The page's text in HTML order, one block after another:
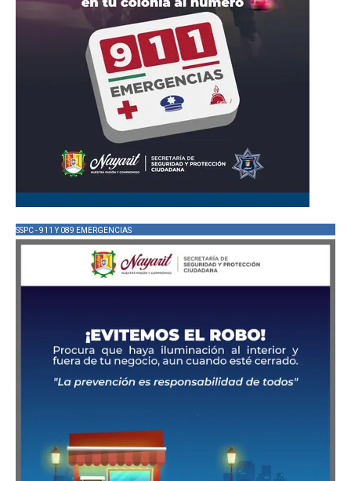
SSPC - 911 Y 089 EMERGENCIAS